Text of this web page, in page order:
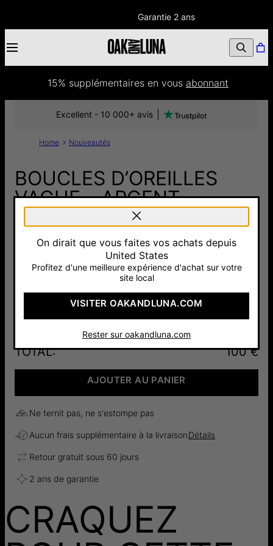
Garantie 2 ans
15% supplémentaires en vous abonnant
Home Nouveautés
BOUCLES D’OREILLES
VAGUE – ARGENT
100 €
Pay with Klarna
Excellent - 10 000+ avis
Argent 925
Or Vermeil
18cts
130 €
TOTAL: 100 €
AJOUTER AU PANIER
Ne ternit pas, ne s'estompe pas
Aucun frais supplémentaire à la livraisonDétails
Retour gratuit sous 60 jours
2 ans de garantie
CRAQUEZ
On dirait que vous faites vos achats depuis
United States
Profitez d'une meilleure expérience d'achat sur votre
site local
VISITER OAKANDLUNA.COM
Rester sur oakandluna.com